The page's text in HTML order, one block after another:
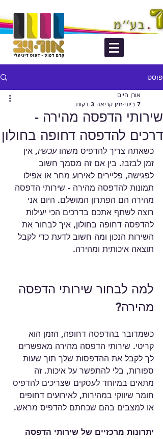
פוסט
שירותי הדפסה מהירה -
דרכים להדפסה דחופה בחולון
אורן חיים
7 ביוני
זמן קריאה 3 דקות
כשאתה צריך להדפיס משהו עכשיו, אין
זמן לבזבז. בין אם זה מסמך חשוב
לפגישה, פליירים לאירוע מחר או אפילו
תמונות להדפסה מהירה - שירותי הדפסה
מהירה הם הפתרון המושלם. היום אני
רוצה לשתף אתכם בדרכים הכי יעילות
להדפסה דחופה בחולון, איך לבחור את
השירות הנכון ומה חשוב לדעת כדי לקבל
תוצאה איכותית ומהירה.
למה לבחור שירותי הדפסה
מהירה?
כשמדובר בהדפסה דחופה, הזמן הוא
קריטי. שירותי הדפסה מהירה מאפשרים
לך לקבל את ההדפסות שלך תוך שעות
ספורות, בלי להתפשר על איכות. זה
מתאים במיוחד לעסקים שצריכים להדפיס
חומר שיווקי במהירות, לאירועים דחופים
או למצבים בהם שכחתם להדפיס מראש.
יתרונות מרכזיים של שירותי הדפסה